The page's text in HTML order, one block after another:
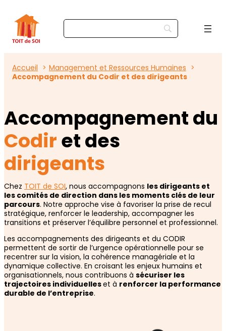
Accueil
Management et Ressources Humaines
Accompagnement du Codir et des dirigeants
Accompagnement du
Codiret des
dirigeants
Chez TOIT de SOI, nous accompagnons les dirigeants et
les comités de direction dans les moments clés de leur
parcours. Notre approche vise à favoriser la prise de recul
stratégique, renforcer le leadership, accompagner les
transitions et préserver l’équilibre personnel et professionnel.
Les accompagnements des dirigeants et du CODIR
permettent de sortir de l’urgence opérationnelle pour se
recentrer sur la vision, la cohérence managériale et la
dynamique collective. En croisant les enjeux humains et
organisationnels, nous contribuons à sécuriser les
trajectoires individuelleset à renforcer la performance
durable de l’entreprise.